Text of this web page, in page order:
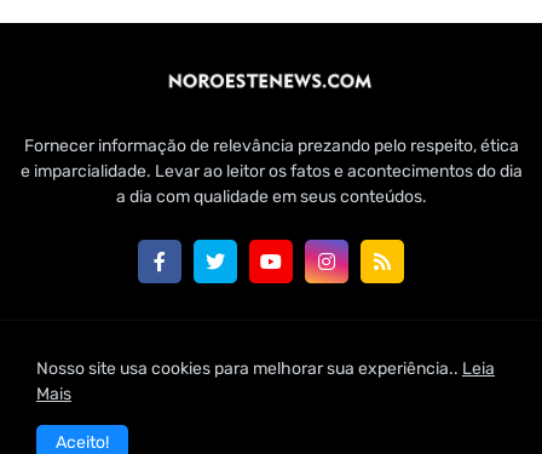
Fornecer informação de relevância prezando pelo respeito, ética
e imparcialidade. Levar ao leitor os fatos e acontecimentos do dia
a dia com qualidade em seus conteúdos.
Customizado por Edmundo Baía Júnior para Jornal Noroeste
Home
Nosso site usa cookies para melhorar sua experiência.. Leia
Mais
Aceito!